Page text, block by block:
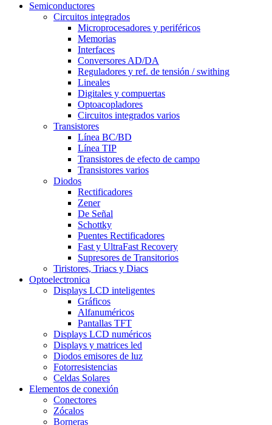
Semiconductores
Circuitos integrados
Microprocesadores y periféricos
Memorias
Interfaces
Conversores AD/DA
Reguladores y ref. de tensión / swithing
Lineales
Digitales y compuertas
Optoacopladores
Circuitos integrados varios
Transistores
Línea BC/BD
Línea TIP
Transistores de efecto de campo
Transistores varios
Diodos
Rectificadores
Zener
De Señal
Schottky
Puentes Rectificadores
Fast y UltraFast Recovery
Supresores de Transitorios
Tiristores, Triacs y Diacs
Optoelectronica
Displays LCD inteligentes
Gráficos
Alfanuméricos
Pantallas TFT
Displays LCD numéricos
Displays y matrices led
Diodos emisores de luz
Fotorresistencias
Celdas Solares
Elementos de conexión
Conectores
Zócalos
Borneras